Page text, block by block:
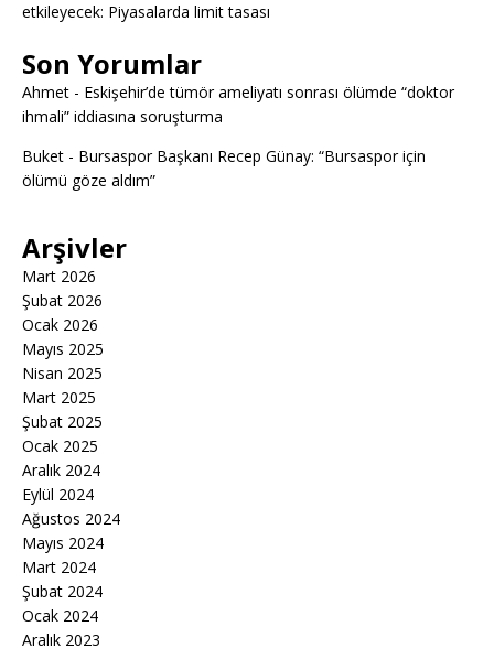
etkileyecek: Piyasalarda limit tasası
Son Yorumlar
Ahmet - Eskişehir’de tümör ameliyatı sonrası ölümde “doktor
ihmali” iddiasına soruşturma
Buket - Bursaspor Başkanı Recep Günay: “Bursaspor için
ölümü göze aldım”
Arşivler
Mart 2026
Şubat 2026
Ocak 2026
Mayıs 2025
Nisan 2025
Mart 2025
Şubat 2025
Ocak 2025
Aralık 2024
Eylül 2024
Ağustos 2024
Mayıs 2024
Mart 2024
Şubat 2024
Ocak 2024
Aralık 2023